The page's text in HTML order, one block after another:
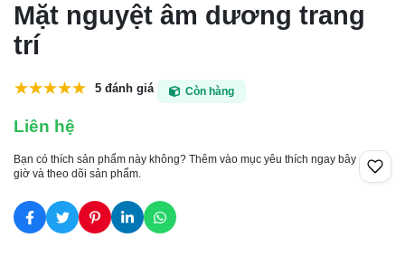
Mặt nguyệt âm dương trang
trí
5 đánh giá Còn hàng
Liên hệ
Bạn có thích sản phẩm này không? Thêm vào mục yêu thích ngay bây
giờ và theo dõi sản phẩm.